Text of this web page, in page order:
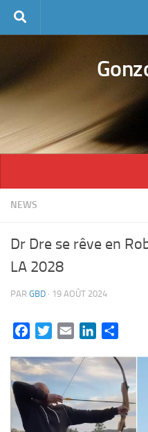
Skip to content
NEWS
Dr Dre se rêve en
LA 2028
PAR GBD · 19 AOÛT 2024
FacebookTwitterEmail LinkedIn